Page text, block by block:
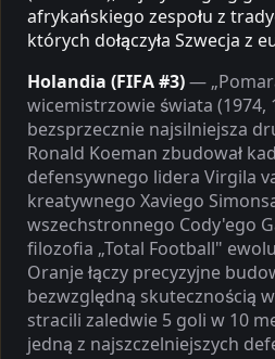
afrykańskiego zespołu z
których dołączyła Szwecja z
Holandia (FIFA #3)—
wicemistrzowie świata (1974,
bezsprzecznie najsilniejsza
Ronald Koeman zbudował
defensywnego lidera Virgila
kreatywnego Xaviego
wszechstronnego Cody'ego
filozofia „Total Football"
Oranje łączy precyzyjne
bezwzględną skutecznością
stracili zaledwie 5 goli w 10
jedną z najszczelniejszych